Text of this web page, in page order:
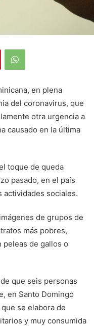
en plena
del coronavirus, que
otra urgencia a
causado en la última
toque de queda
pasado, en el país
actividades sociales.
de grupos de
más pobres,
de gallos o
que seis personas
en Santo Domingo
se elabora de
y muy consumida